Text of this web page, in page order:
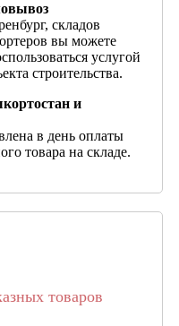
складов
вы можете
услугой
строительства.
и
в день оплаты
товара на складе.
товаров